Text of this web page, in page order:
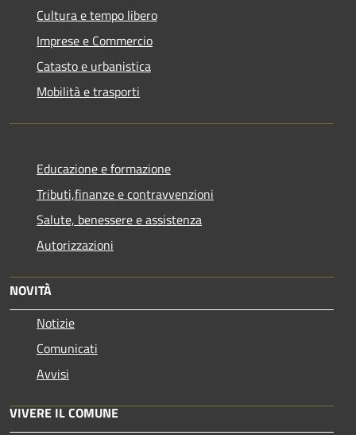
Cultura e tempo libero
Imprese e Commercio
Catasto e urbanistica
Mobilità e trasporti
Educazione e formazione
Tributi,finanze e contravvenzioni
Salute, benessere e assistenza
Autorizzazioni
NOVITÀ
Notizie
Comunicati
Avvisi
VIVERE IL COMUNE